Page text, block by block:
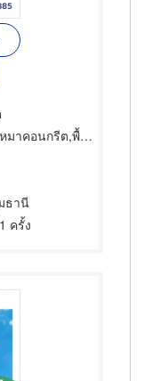
นกรีตเสริมเหล็กและอัดแรง)
ธานี
ครั้ง